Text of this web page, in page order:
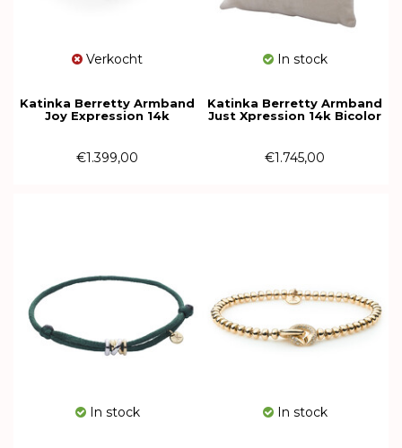
Verkocht
Katinka Berretty Armband
Joy Expression 14k
€1.399,00
In stock
Katinka Berretty Armband
Just Xpression 14k Bicolor
€1.745,00
In stock In stock